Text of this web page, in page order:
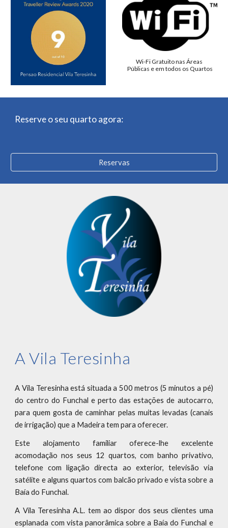
Wi-Fi Gratuito nas Áreas
Públicas e em todos os Quartos
Reserve o seu quarto agora:
Reservas
A Vila Teresinha
A Vila Teresinha está situada a 500 metros (5 minutos a pé)
do centro do Funchal e perto das estações de autocarro,
para quem gosta de caminhar pelas muitas levadas (canais
de irrigação) que a Madeira tem para oferecer.
Este alojamento familiar oferece-lhe excelente
acomodação nos seus 12 quartos, com banho privativo,
telefone com ligação directa ao exterior, televisão via
satélite e alguns quartos com balcão privado e vista sobre a
Baía do Funchal.
A Vila Teresinha A.L. tem ao dispor dos seus clientes uma
esplanada com vista panorâmica sobre a Baía do Funchal e